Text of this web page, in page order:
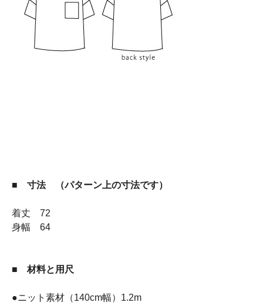
■ 寸法 （パターン上の寸法です）
着丈 72
身幅 64
■ 材料と用尺
●ニット素材（140cm幅）1.2m